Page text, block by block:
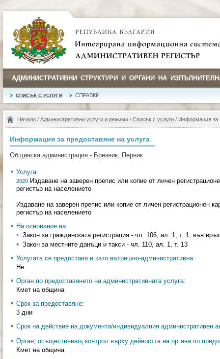
АДМИНИСТРАТИВНИ СТРУКТУРИ И ОРГАНИ НА
СПИСЪК С УСЛУГИ СПРАВКИ
Начало / Административни услуги и режими / Списък с услуги / Информация за
Информация за предоставяне на услуга
Общинска администрация - Брезник, Перник
Услуга:
2020 Издаване на заверен препис или копие от личeн
регистър на населението
Издаване на заверен препис или копие от личeн регистрационeн
регистър на населението
На основание на:
Закон за гражданската регистрация - чл. 106, ал. 1, т. 1, във
Закон за местните данъци и такси - чл. 110, ал. 1, т. 13
Услугата се предоставя и като вътрешно-административна:
Не
Орган по предоставянето на административната услуга:
Кмет на община
Срок за предоставяне:
3 дни
Срок на действие на документа/индивидуалния административен
Орган, осъществяващ контрол върху дейността на органа по
Кмет на община